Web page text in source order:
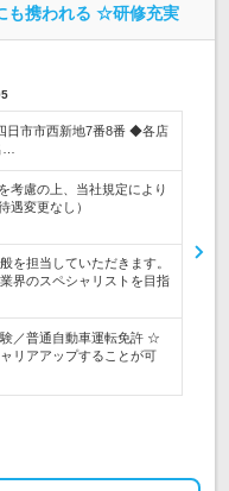
も携われる ☆研修充実
日市市西新地7番8番 ◆各店
考慮の上、当社規定により
遇変更なし）
を担当していただきます。
界のスペシャリストを目指
／普通自動車運転免許 ☆
リアアップすることが可